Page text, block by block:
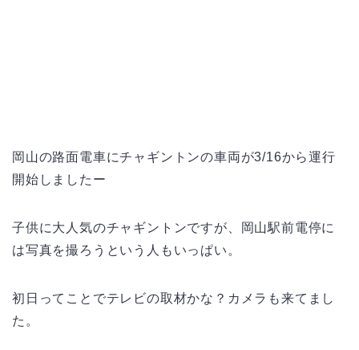
岡山の路面電車にチャギントンの車両が3/16から運行
開始しましたー
子供に大人気のチャギントンですが、岡山駅前電停に
は写真を撮ろうという人もいっぱい。
初日ってことでテレビの取材かな？カメラも来てまし
た。